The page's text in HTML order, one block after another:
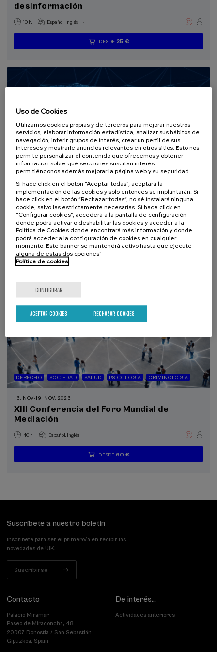
desinformación
10 h. Español Inglés .
...
DESDE 25 €
Últimas
plazas
Gratuito
Fecha
pasada
Lista
de
Plazo
de
DERECHO SOCIEDAD ACTIVIDAD GRATUITA CURSO DE VERANO
14. SEP-14. SEP, 2026
Europa y el Sur Global ante el reto de un
nuevo Multilateralismo inclusivo
10 h. Español Euskera
Gratuito
DERECHO SOCIEDAD SALUD PSICOLOGÍA CRIMINOLOGÍA
16. NOV-19. NOV, 2026
XIII Conferencia del Foro Mundial de
Mediación
40 h. Español Inglés .
...
DESDE 60 €
Últimas
plazas
Gratuito
Fecha
pasada
Lista
de
Plazo
de
Suscríbete a nuestro boletín
Inscríbete para ser el primero/a en recibir las
novedades de UIK.
Suscribirse
Contacto
Palacio Miramar
Paseo de Miraconcha, 48
20007 Donostia / San Sebastián
Gipuzkoa, Spain
De interés...
Actividades anteriores
Uso de Cookies
Utilizamos cookies propias y de terceros para mejorar nuestros
servicios, elaborar información estadística, analizar sus hábitos de
navegación, inferir grupos de interés, crear un perfil de sus
intereses y mostrarle anuncios relevantes en otros sitios. Esto nos
permite personalizar el contenido que ofrecemos y obtener
información sobre qué secciones suscitan interés,
permitiéndonos además mejorar la página web y su seguridad.
Si hace click en el botón “Aceptar todas”, aceptará la
implementación de las cookies y solo entonces se implantarán. Si
hace click en el botón “Rechazar todas”, no sé instalará ninguna
cookie, salvo las estrictamente necesarias. Si hace click en
“Configurar cookies”, accederá a la pantalla de configuración
donde podrá activar o deshabilitar las cookies y acceder a la
Política de Cookies donde encontrará más información y donde
podrá acceder a la configuración de cookies en cualquier
momento. Este banner se mantendrá activo hasta que ejecute
alguna de estas dos opciones”
Política de cookies
CONFIGURAR
RECHAZAR COOKIES
ACEPTAR COOKIES